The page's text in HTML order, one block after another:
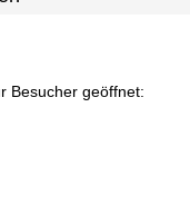
Besucher geöffnet: